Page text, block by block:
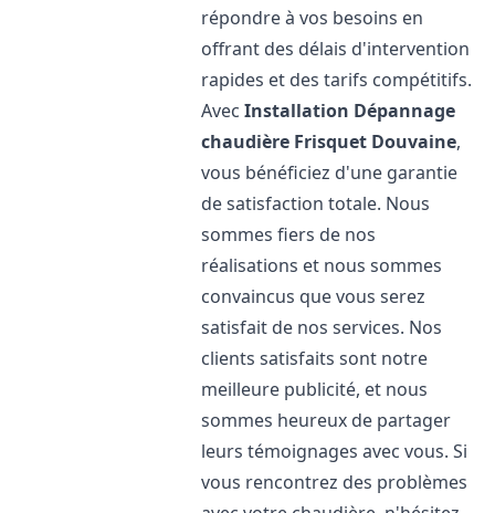
répondre à vos besoins en
offrant des délais d'intervention
rapides et des tarifs compétitifs.
AvecInstallation Dépannage
chaudière Frisquet Douvaine,
vous bénéficiez d'une garantie
de satisfaction totale. Nous
sommes fiers de nos
réalisations et nous sommes
convaincus que vous serez
satisfait de nos services. Nos
clients satisfaits sont notre
meilleure publicité, et nous
sommes heureux de partager
leurs témoignages avec vous. Si
vous rencontrez des problèmes